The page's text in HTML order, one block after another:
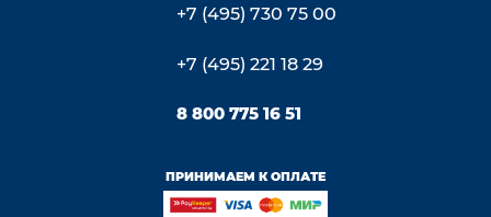
+7 (495) 730 75 00
+7 (495) 221 18 29
8 800 775 16 51
ПРИНИМАЕМ К ОПЛАТЕ